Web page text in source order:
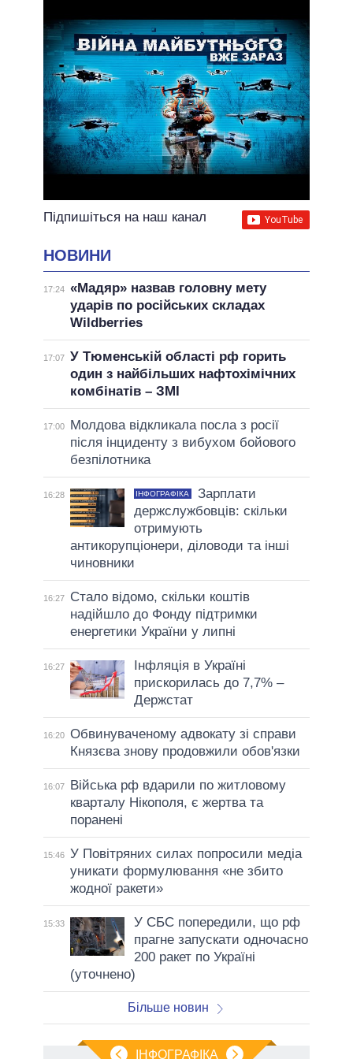
ВСІ ОБІЦЯНКИ
АРХІВНІ ОБІЦЯНКИ
Підпишіться на наш канал
НОВИНИ
17:24 «Мадяр» назвав головну мету
ударів по російських складах
Wildberries
17:07 У Тюменській області рф горить
один з найбільших нафтохімічних
комбінатів – ЗМІ
17:00
Молдова відкликала посла з росії
після інциденту з вибухом бойового
безпілотника
16:28 ІНФОГРАФІКА
Зарплати
держслужбовців: скільки
отримують
антикорупціонери, діловоди та інші
чиновники
16:27
Стало відомо, скільки коштів
надійшло до Фонду підтримки
енергетики України у липні
16:27
Інфляція в Україні
прискорилась до 7,7% –
Держстат
16:20 Обвинуваченому адвокату зі справи
Князєва знову продовжили обов'язки
16:07
Війська рф вдарили по житловому
кварталу Нікополя, є жертва та
поранені
15:46 У Повітряних силах попросили медіа
уникати формулювання «не збито
жодної ракети»
15:33
У СБС попередили, що рф
прагне запускати одночасно
200 ракет по Україні
(уточнено)
Більше новин
ІНФОГРАФІКА